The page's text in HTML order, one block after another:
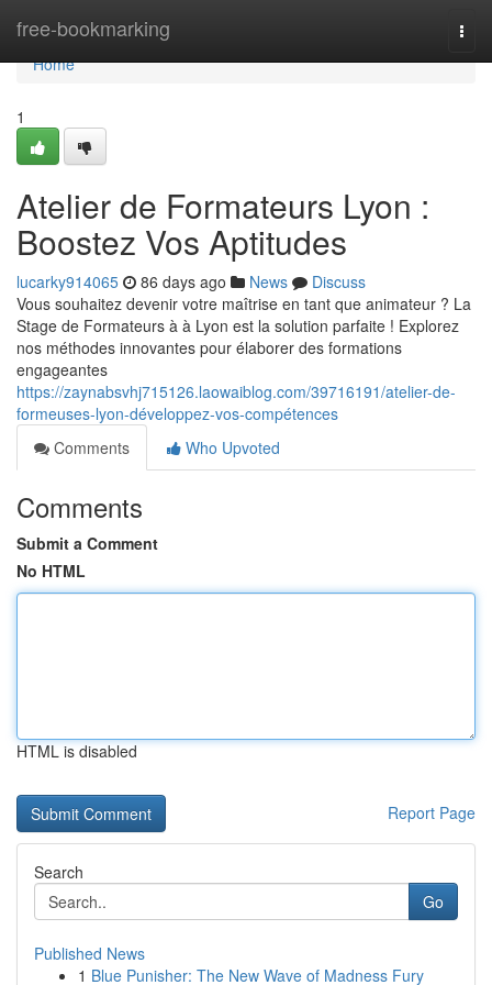
free-bookmarking
Home
Home
1
Atelier de Formateurs Lyon :
Boostez Vos Aptitudes
lucarky914065 86 days ago News
Discuss
Vous souhaitez devenir votre maîtrise en tant que animateur ? La
Stage de Formateurs à à Lyon est la solution parfaite ! Explorez
nos méthodes innovantes pour élaborer des formations
engageantes
https://zaynabsvhj715126.laowaiblog.com/39716191/atelier-de-
formeuses-lyon-développez-vos-compétences
Comments
Who Upvoted
Comments
Submit a Comment
No HTML
HTML is disabled
Report Page
Search
Go
Published News
1 Blue Punisher: The New Wave of Madness Fury